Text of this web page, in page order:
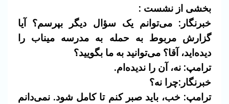
بخشی از نشست :
خبرنگار: می‌توانم یک سؤال دیگر بپرسم؟ آیا
گزارش مربوط به حمله به مدرسه میناب را
دیده‌اید، آقا؟ می‌توانید به ما بگویید؟
ترامپ: نه، آن را ندیده‌ام.
خبرنگار:چرا نه؟
ترامپ: خب، باید صبر کنم تا کامل شود. نمی‌دانم